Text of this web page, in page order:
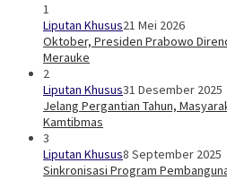
1
Liputan Khusus21 Mei 2026
Oktober, Presiden Prabowo
Merauke
2
Liputan Khusus31 Desember 2025
Jelang Pergantian Tahun,
Kamtibmas
3
Liputan Khusus8 September 2025
Sinkronisasi Program